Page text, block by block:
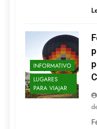
INFORMATIVO
LUGARES
PARA VIAJAR